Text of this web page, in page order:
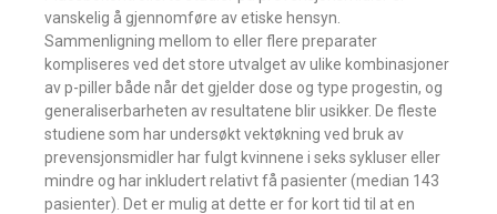
vanskelig å gjennomføre av etiske hensyn.
Sammenligning mellom to eller flere preparater
kompliseres ved det store utvalget av ulike kombinasjoner
av p-piller både når det gjelder dose og type progestin, og
generaliserbarheten av resultatene blir usikker. De fleste
studiene som har undersøkt vektøkning ved bruk av
prevensjonsmidler har fulgt kvinnene i seks sykluser eller
mindre og har inkludert relativt få pasienter (median 143
pasienter). Det er mulig at dette er for kort tid til at en